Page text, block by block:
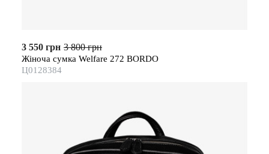
3 550 грн 3 800 грн
Жіноча сумка Welfare 272 BORDO
Ц0128384